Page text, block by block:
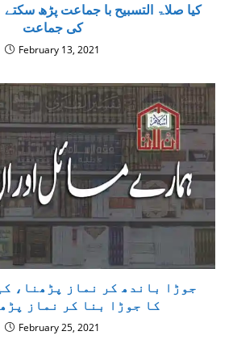
کیا صلاۃ التسبیح با جماعت پڑھ سکتے
کی جماعت
February 13, 2021
جوڑا باندھ کر نماز پڑھنا،
کا جوڑا بنا کر نماز
February 25, 2021